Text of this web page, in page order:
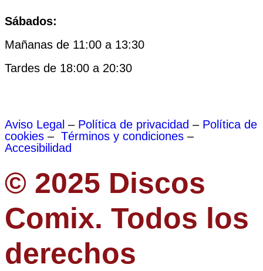
Sábados:
Mañanas de 11:00 a 13:30
Tardes de 18:00 a 20:30
Aviso Legal – Política de privacidad – Política de
cookies – Términos y condiciones –
Accesibilidad
© 2025 Discos
Comix. Todos los
derechos